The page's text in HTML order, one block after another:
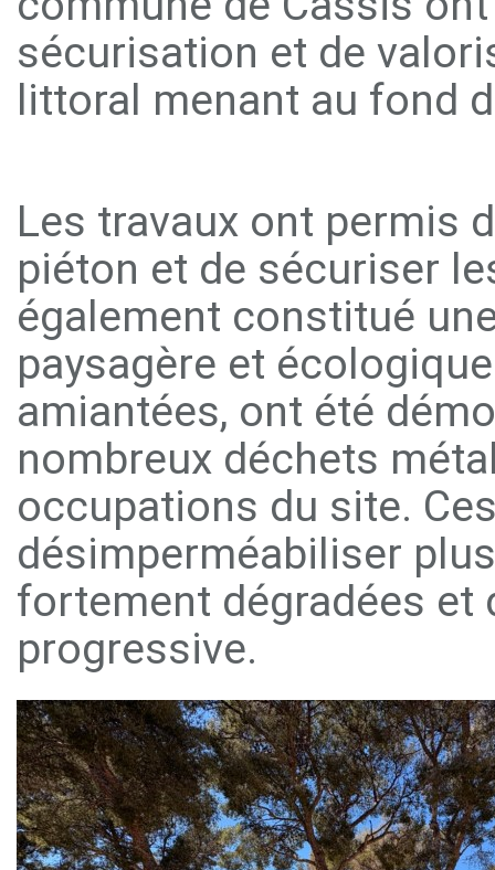
sécurisation et de
littoral menant au fond
Les travaux ont permis
piéton et de sécuriser
également constitué
paysagère et
amiantées, ont été
nombreux déchets
occupations du site.
désimperméabiliser
fortement dégradées et
progressive.